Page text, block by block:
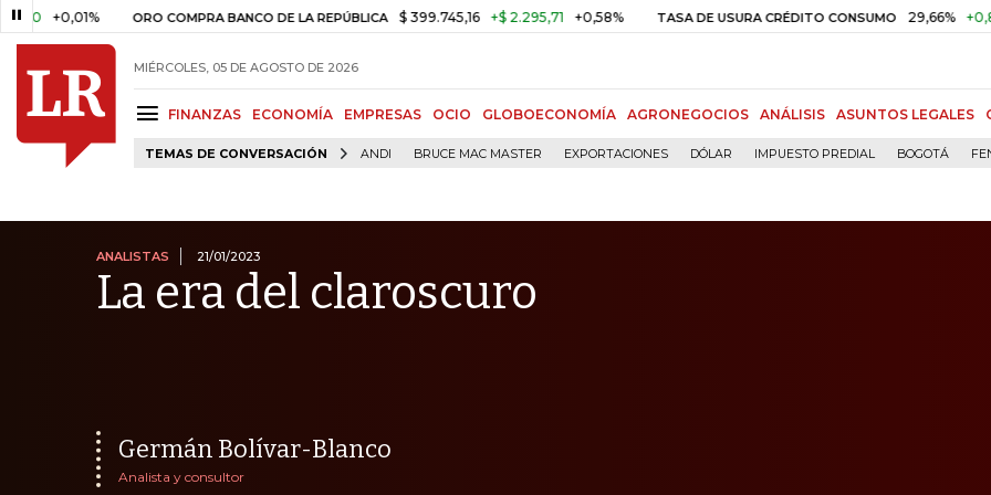
ORO COMPRA BANCO DE LA REPÚBLICA $ 399.745,16 +$ 2.295,71 +0,58% TASA DE USURA CRÉDITO CONSUMO 29,66% +0,87%
MIÉRCOLES, 05 DE AGOSTO DE 2026
FINANZAS ECONOMÍA EMPRESAS OCIO GLOBOECONOMÍA AGRONEGOCIOS ANÁLISIS ASUNTOS LEGALES
TEMAS DE CONVERSACIÓN ANDI BRUCE MAC MASTER EXPORTACIONES DÓLAR IMPUESTO PREDIAL BOGOTÁ
ANALISTAS 21/01/2023
La era del claroscuro
Germán Bolívar-Blanco
Analista y consultor